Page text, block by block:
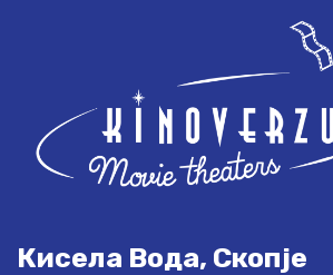
Кисела Вода, Скопје